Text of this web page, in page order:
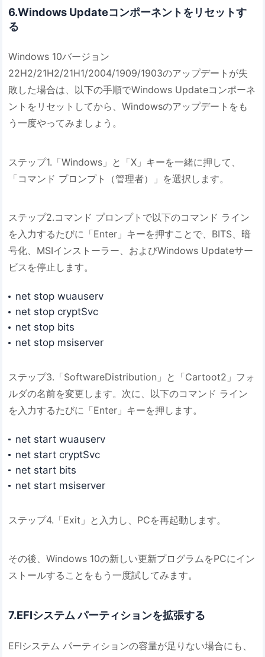
6.Windows Updateコンポーネントをリセットす
る
Windows 10バージョン
22H2/21H2/21H1/2004/1909/1903のアップデートが失
敗した場合は、以下の手順でWindows Updateコンポーネ
ントをリセットしてから、Windowsのアップデートをも
う一度やってみましょう。
ステップ1.「Windows」と「X」キーを一緒に押して、
「コマンド プロンプト（管理者）」を選択します。
ステップ2.コマンド プロンプトで以下のコマンド ライン
を入力するたびに「Enter」キーを押すことで、BITS、暗
号化、MSIインストーラー、およびWindows Updateサー
ビスを停止します。
net stop wuauserv
net stop cryptSvc
net stop bits
net stop msiserver
ステップ3.「SoftwareDistribution」と「Cartoot2」フォ
ルダの名前を変更します。次に、以下のコマンド ライン
を入力するたびに「Enter」キーを押します。
net start wuauserv
net start cryptSvc
net start bits
net start msiserver
ステップ4.「Exit」と入力し、PCを再起動します。
その後、Windows 10の新しい更新プログラムをPCにイン
ストールすることをもう一度試してみます。
7.EFIシステム パーティションを拡張する
EFIシステム パーティションの容量が足りない場合にも、